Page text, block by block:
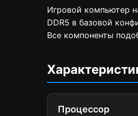
Игровой компьютер
DDR5 в базовой
Все компоненты
Процессор